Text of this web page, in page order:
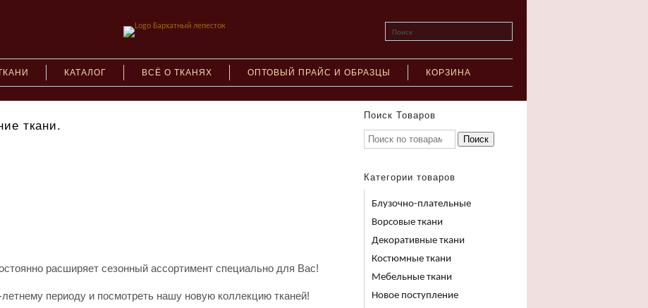
Поиск
КАТАЛОГ ВСЁ О ТКАНЯХ ОПТОВЫЙ ПРАЙС И ОБРАЗЦЫ КОРЗИНА
ткани.
расширяет сезонный ассортимент специально для Вас!
периоду и посмотреть нашу новую коллекцию тканей!
Поиск Товаров
Поиск
Категории товаров
Блузочно-плательные
Ворсовые ткани
Декоративные ткани
Костюмные ткани
Мебельные ткани
Новое поступление